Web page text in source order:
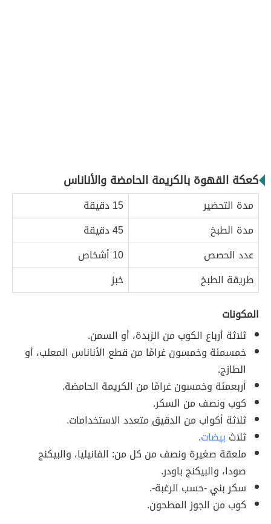
كعكة القهوة بالكريمة الحامضة والأناناس
مدة التحضير
15 دقيقة
مدة الطبخ
45 دقيقة
عدد الحصص
10 أشخاص
طريقة الطبخ
خبز
المكونات
ثلاثة أرباع الكوب من الزبدة، أو السمن.
خمسمئة وخمسون غرامًا من قطع الأناناس المعلب، أو
الطازج.
أربعمئة وخمسون غرامًا من الكريمة الحامضة.
كوب ونصف من السكر.
ثلاثة أكواب من الدقيق متعدد الاستخدامات.
ثلاث بيضات.
ملعقة صغيرة ونصف من كل من: الفانيليا، والبيكنج
صودا، والبيكنج باودر.
سكر بني -حسب الرغبة-.
كوب من الجوز المطحون.